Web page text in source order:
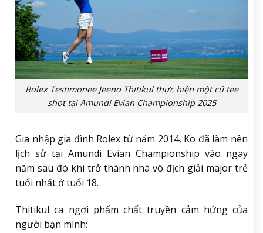
Rolex Testimonee Jeeno Thitikul thực hiện một cú tee
shot tại Amundi Evian Championship 2025
Gia nhập gia đình Rolex từ năm 2014, Ko đã làm nên
lịch sử tại Amundi Evian Championship vào ngay
năm sau đó khi trở thành nhà vô địch giải major trẻ
tuổi nhất ở tuổi 18.
Thitikul ca ngợi phẩm chất truyền cảm hứng của
người bạn mình: